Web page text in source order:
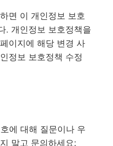
면 이 개인정보 보호
. 개인정보 보호정책을
이지에 해당 변경 사
정보 보호정책 수정
에 대해 질문이나 우
말고 문의하세요: